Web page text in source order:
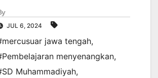
JUL 6, 2024
jawa tengah,
menyenangkan,
Muhammadiyah,